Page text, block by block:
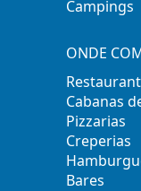
Campings
ONDE
Cabanas
Pizzarias
Creperias
Bares